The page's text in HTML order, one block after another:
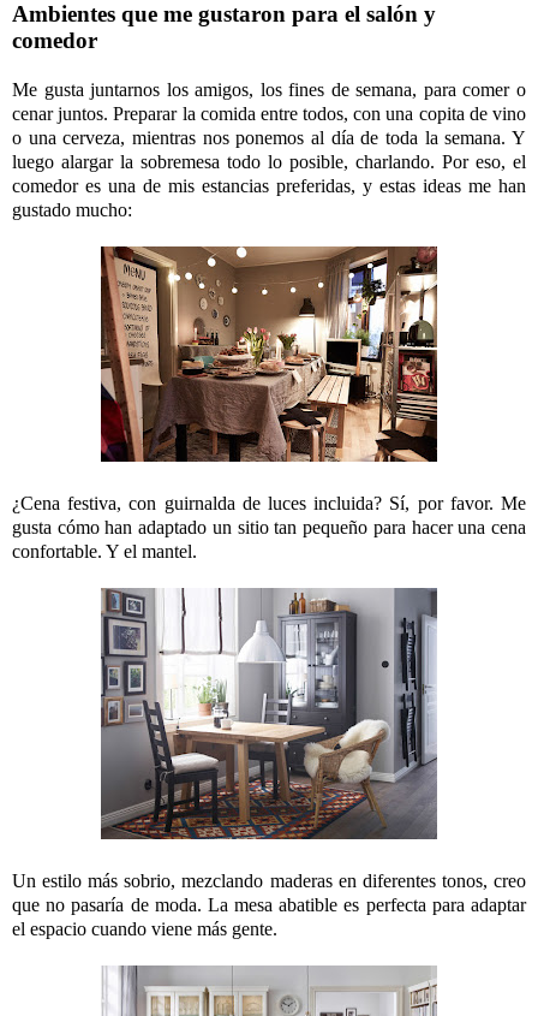
Ambientes que me gustaron para el salón y
comedor
Me gusta juntarnos los amigos, los fines de semana, para comer o
cenar juntos. Preparar la comida entre todos, con una copita de vino
o una cerveza, mientras nos ponemos al día de toda la semana. Y
luego alargar la sobremesa todo lo posible, charlando. Por eso, el
comedor es una de mis estancias preferidas, y estas ideas me han
gustado mucho:
¿Cena festiva, con guirnalda de luces incluida? Sí, por favor. Me
gusta cómo han adaptado un sitio tan pequeño para hacer una cena
confortable. Y el mantel.
Un estilo más sobrio, mezclando maderas en diferentes tonos, creo
que no pasaría de moda. La mesa abatible es perfecta para adaptar
el espacio cuando viene más gente.